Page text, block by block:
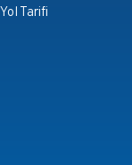
Yol Tarifi